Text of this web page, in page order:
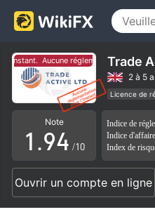
l'instant. Aucune réglementation pour
Trade
2 à 5
Licence de
Région
Note
0
1
2
3
.
5
6
7
8
9
0
1
2
3
4
5
6
/10
Indice
Index de
Ouvrir un compte en ligne